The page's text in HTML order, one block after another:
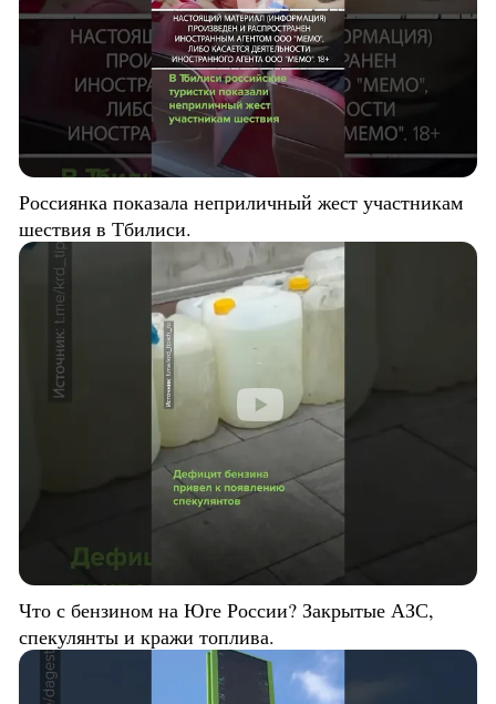
Россиянка показала неприличный жест участникам
шествия в Тбилиси.
Что с бензином на Юге России? Закрытые АЗС,
спекулянты и кражи топлива.